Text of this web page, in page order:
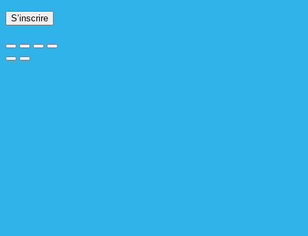
S’inscrire